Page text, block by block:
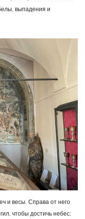
выпадения и
и весы. Справа от него
чтобы достичь небес;